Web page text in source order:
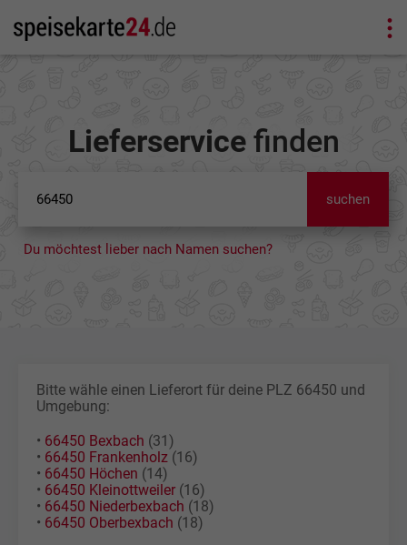
Lieferservicefinden
suchen
Du möchtest lieber nach Namen suchen?
Bitte wähle einen Lieferort für deine PLZ 66450 und
Umgebung:
• 66450 Bexbach (31)
• 66450 Frankenholz (16)
• 66450 Höchen (14)
• 66450 Kleinottweiler (16)
• 66450 Niederbexbach (18)
• 66450 Oberbexbach (18)